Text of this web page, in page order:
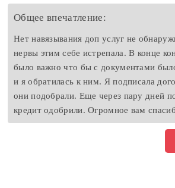
Общее впечатление:
Нет навязывания доп услуг не
нервы этим себе истрепала. В конце
было важно что бы с документами
и я обратилась к ним. Я подписала
они подобрали. Еще через пару дней
кредит одобрили. Огромное вам